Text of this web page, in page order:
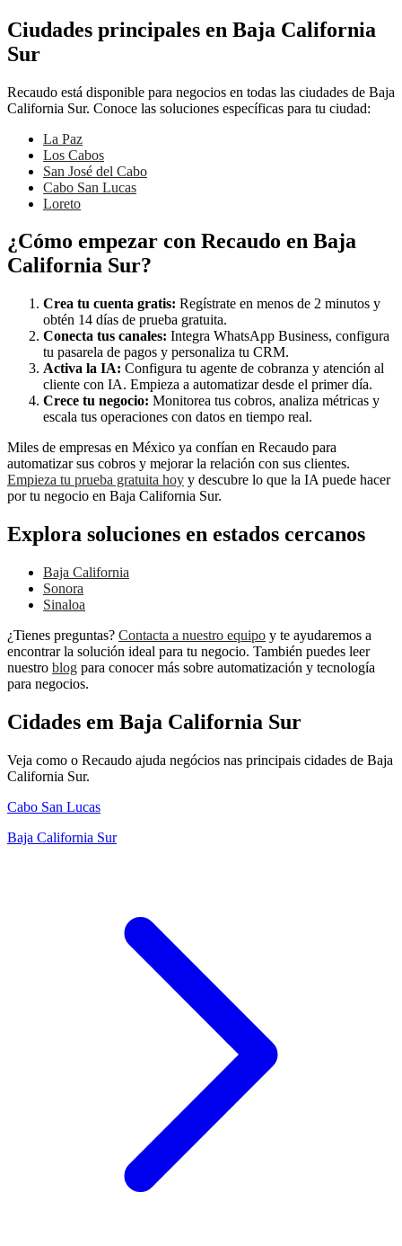
Ciudades principales en Baja California
Sur
Recaudo está disponible para negocios en todas las ciudades de Baja
California Sur. Conoce las soluciones específicas para tu ciudad:
La Paz
Los Cabos
San José del Cabo
Cabo San Lucas
Loreto
¿Cómo empezar con Recaudo en Baja
California Sur?
Crea tu cuenta gratis: Regístrate en menos de 2 minutos y
obtén 14 días de prueba gratuita.
Conecta tus canales: Integra WhatsApp Business, configura
tu pasarela de pagos y personaliza tu CRM.
Activa la IA: Configura tu agente de cobranza y atención al
cliente con IA. Empieza a automatizar desde el primer día.
Crece tu negocio: Monitorea tus cobros, analiza métricas y
escala tus operaciones con datos en tiempo real.
Miles de empresas en México ya confían en Recaudo para
automatizar sus cobros y mejorar la relación con sus clientes.
Empieza tu prueba gratuita hoy y descubre lo que la IA puede hacer
por tu negocio en Baja California Sur.
Explora soluciones en estados cercanos
Baja California
Sonora
Sinaloa
¿Tienes preguntas? Contacta a nuestro equipo y te ayudaremos a
encontrar la solución ideal para tu negocio. También puedes leer
nuestro blog para conocer más sobre automatización y tecnología
para negocios.
Cidades em Baja California Sur
Veja como o Recaudo ajuda negócios nas principais cidades de Baja
California Sur.
Cabo San Lucas
Baja California Sur